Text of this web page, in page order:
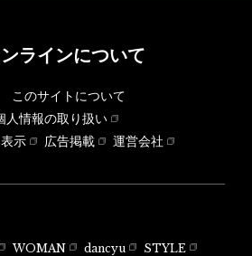
ラインについて
このサイトについて
人情報の取り扱い
示
広告掲載
運営会社
WOMAN dancyu
STYLE